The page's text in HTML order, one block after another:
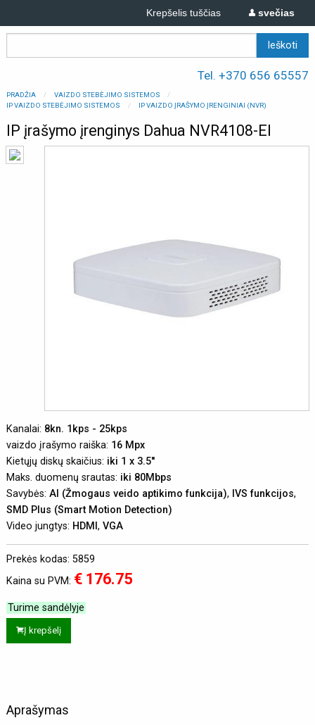
svečias
Krepšelis tuščias
Tel. +370 656 65557
PRADŽIA
VAIZDO STEBĖJIMO SISTEMOS
IP VAIZDO STEBĖJIMO SISTEMOS
IP VAIZDO ĮRAŠYMO ĮRENGINIAI (NVR)
IP įrašymo įrenginys Dahua NVR4108-EI
Kanalai: 8kn. 1kps - 25kps
vaizdo įrašymo raiška: 16 Mpx
Kietųjų diskų skaičius: iki 1 x 3.5''
Maks. duomenų srautas: iki 80Mbps
Savybės: AI (Žmogaus veido aptikimo funkcija), IVS funkcijos,
SMD Plus (Smart Motion Detection)
Video jungtys: HDMI , VGA
Prekės kodas: 5859
Kaina su PVM: € 176.75
Turime sandėlyje
Į krepšelį
Aprašymas